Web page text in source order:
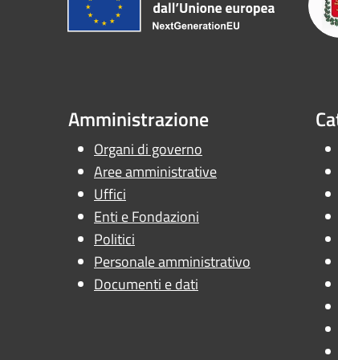
Amministrazione
Organi di governo
Aree amministrative
Uffici
Enti e Fondazioni
Politici
Personale amministrativo
Documenti e dati